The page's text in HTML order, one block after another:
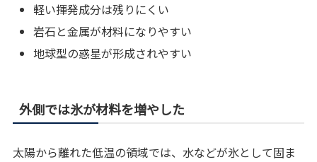
軽い揮発成分は残りにくい
岩石と金属が材料になりやすい
地球型の惑星が形成されやすい
外側では氷が材料を増やした
太陽から離れた低温の領域では、水などが氷として固ま